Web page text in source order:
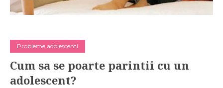
Probleme adolescenti
Cum sa se poarte parintii cu un
adolescent?